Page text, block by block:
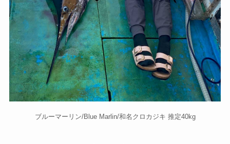
ブルーマーリン/Blue Marlin/和名クロカジキ 推定40kg